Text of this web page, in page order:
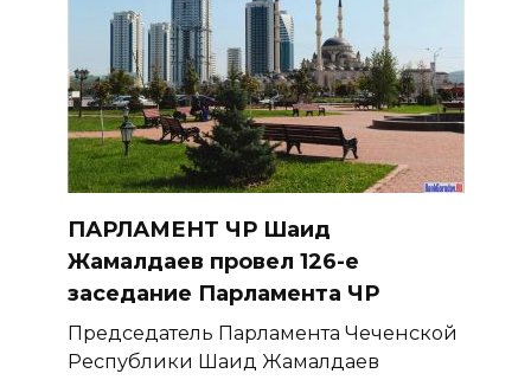
ПАРЛАМЕНТ ЧР Шаид
Жамалдаев провел 126-е
заседание Парламента ЧР
Председатель Парламента Чеченской
Республики Шаид Жамалдаев